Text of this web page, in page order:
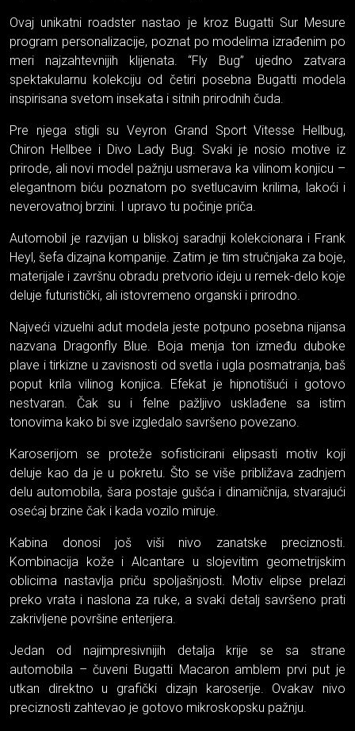
Ovaj unikatni roadster nastao je kroz Bugatti Sur Mesure
program personalizacije, poznat po modelima izrađenim po
meri najzahtevnijih klijenata. “Fly Bug” ujedno zatvara
spektakularnu kolekciju od četiri posebna Bugatti modela
inspirisana svetom insekata i sitnih prirodnih čuda.
Pre njega stigli su Veyron Grand Sport Vitesse Hellbug,
Chiron Hellbee i Divo Lady Bug. Svaki je nosio motive iz
prirode, ali novi model pažnju usmerava ka vilinom konjicu –
elegantnom biću poznatom po svetlucavim krilima, lakoći i
neverovatnoj brzini. I upravo tu počinje priča.
Automobil je razvijan u bliskoj saradnji kolekcionara i Frank
Heyl, šefa dizajna kompanije. Zatim je tim stručnjaka za boje,
materijale i završnu obradu pretvorio ideju u remek-delo koje
deluje futuristički, ali istovremeno organski i prirodno.
Najveći vizuelni adut modela jeste potpuno posebna nijansa
nazvana Dragonfly Blue. Boja menja ton između duboke
plave i tirkizne u zavisnosti od svetla i ugla posmatranja, baš
poput krila vilinog konjica. Efekat je hipnotišući i gotovo
nestvaran. Čak su i felne pažljivo usklađene sa istim
tonovima kako bi sve izgledalo savršeno povezano.
Karoserijom se proteže sofisticirani elipsasti motiv koji
deluje kao da je u pokretu. Što se više približava zadnjem
delu automobila, šara postaje gušća i dinamičnija, stvarajući
osećaj brzine čak i kada vozilo miruje.
Kabina donosi još viši nivo zanatske preciznosti.
Kombinacija kože i Alcantare u slojevitim geometrijskim
oblicima nastavlja priču spoljašnjosti. Motiv elipse prelazi
preko vrata i naslona za ruke, a svaki detalj savršeno prati
zakrivljene površine enterijera.
Jedan od najimpresivnijih detalja krije se sa strane
automobila – čuveni Bugatti Macaron amblem prvi put je
utkan direktno u grafički dizajn karoserije. Ovakav nivo
preciznosti zahtevao je gotovo mikroskopsku pažnju.